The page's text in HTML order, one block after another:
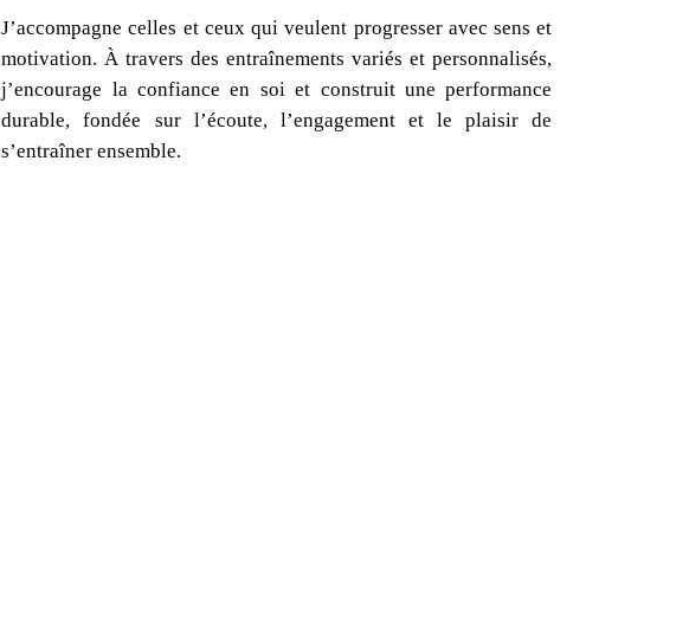
J’accompagne celles et ceux qui veulent progresser avec sens et
motivation. À travers des entraînements variés et personnalisés,
j’encourage la confiance en soi et construit une performance
durable, fondée sur l’écoute, l’engagement et le plaisir de
s’entraîner ensemble.